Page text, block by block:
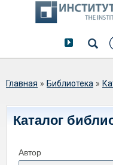
Вы здесь
Главная » Библиотека »
Каталог
Автор